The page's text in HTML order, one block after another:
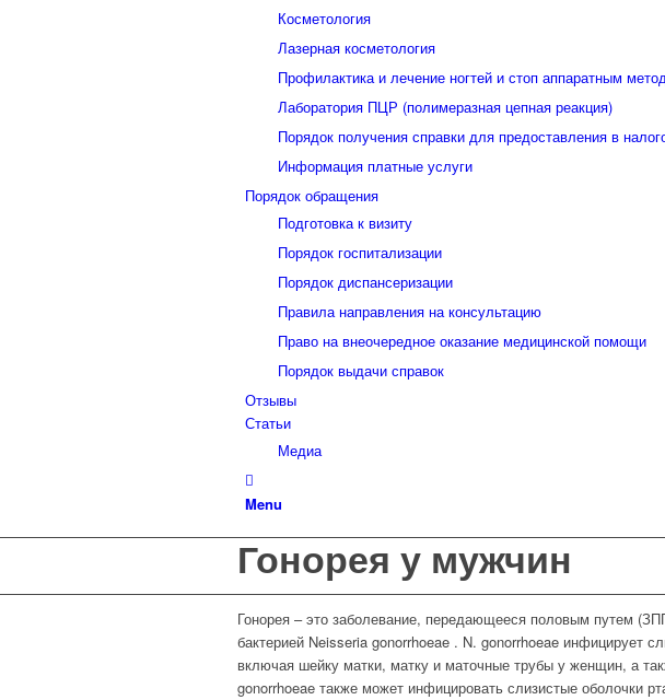
Косметология
Лазерная косметология
Профилактика и лечение ногтей и стоп аппаратным
Лаборатория ПЦР (полимеразная цепная реакция)
Порядок получения справки для предоставления в
Информация платные услуги
Порядок обращения
Подготовка к визиту
Порядок госпитализации
Порядок диспансеризации
Правила направления на консультацию
Право на внеочередное оказание медицинской помощи
Порядок выдачи справок
Отзывы
Статьи
Медиа
Menu
Гонорея у мужчин
Гонорея – это заболевание, передающееся половым путем
бактерией Neisseria gonorrhoeae . N. gonorrhoeae инфицирует
включая шейку матки, матку и маточные трубы у женщин, а
gonorrhoeae также может инфицировать слизистые оболочки